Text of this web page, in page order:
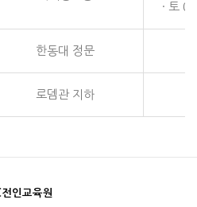
· 토
한동대 정문
로뎀관 지하
인교육원